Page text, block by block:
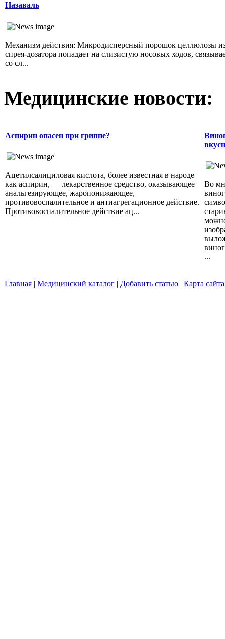
Назаваль
Механизм действия: Микродисперсный порошок целлюлозы
спрея-дозатора попадает на слизистую носовых ходов,
со сл...
Медицинские новости:
Аспирин опасен при гриппе?
Ацетилсалициловая кислота, более известная в народе
как аспирин, — лекарственное средство, оказывающее
анальгезирующее, жаропонижающее,
противовоспалительное и антиагрегационное действие.
Противовоспалительное действие ац...
Во
...
Главная | Медицинский каталог | Добавить статью | Карта сайта